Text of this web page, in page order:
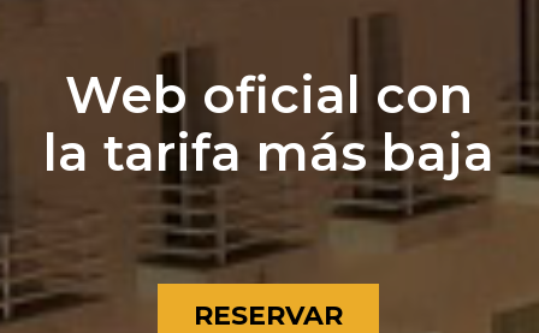
Web oficial con
la tarifa más baja
RESERVAR